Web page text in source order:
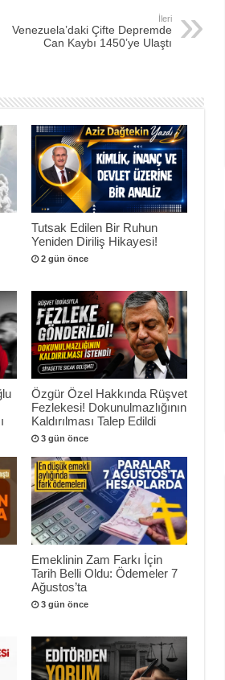
İleri
Venezuela’daki Çifte Depremde
Can Kaybı 1450’ye Ulaştı
Tutsak Edilen Bir Ruhun
Yeniden Diriliş Hikayesi!
2 gün önce
Özgür Özel Hakkında Rüşvet
Fezlekesi! Dokunulmazlığının
Kaldırılması Talep Edildi
3 gün önce
Emeklinin Zam Farkı İçin
Tarih Belli Oldu: Ödemeler 7
Ağustos’ta
3 gün önce